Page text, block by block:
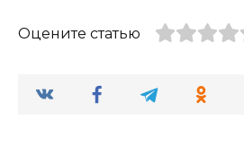
Оцените статью